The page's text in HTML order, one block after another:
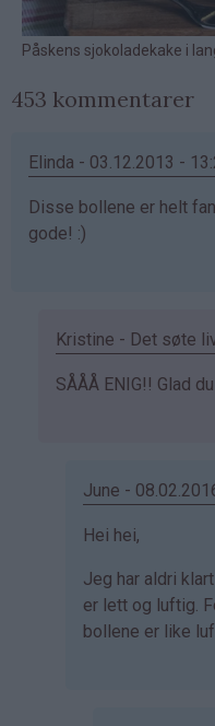
453 kommentarer
Elinda - 03.12.2013 -
Disse bollene er helt
gode! :)
Kristine - Det søte
Som
Elinda
bekreftet)
SÅÅÅ ENIG!! Glad
June -
Som
på
av
Kristine
Hei hei,
Jeg har aldri
er lett og luftig.
bollene er like